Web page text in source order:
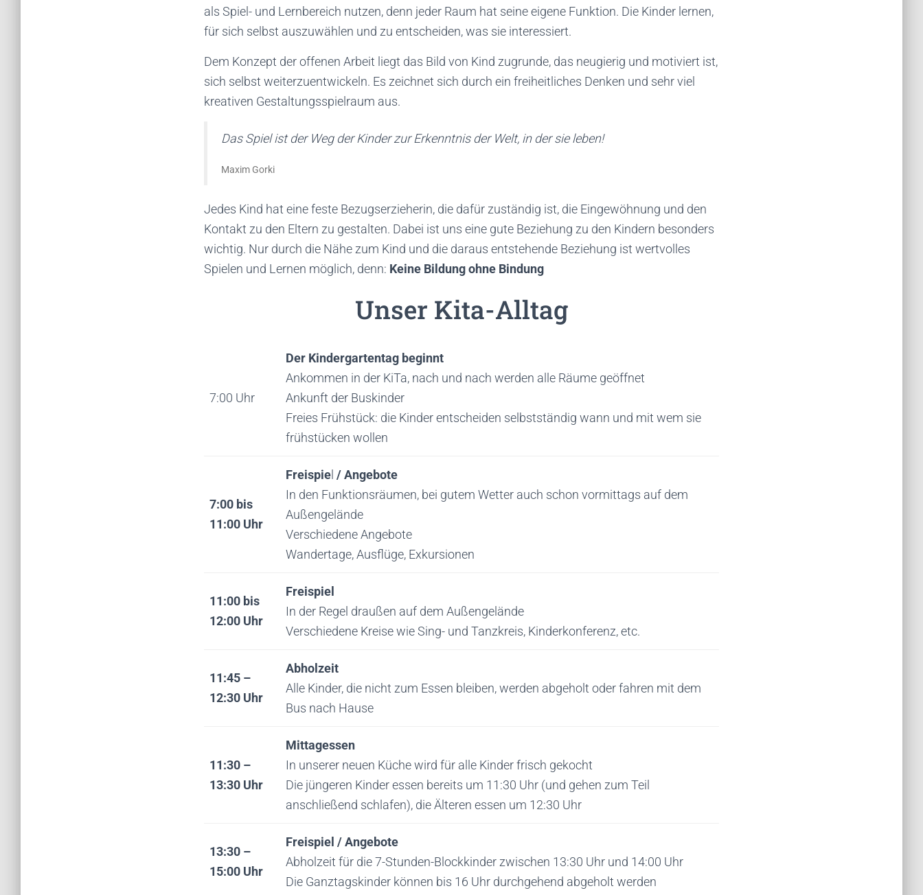
als Spiel- und Lernbereich nutzen, denn jeder Raum hat seine eigene Funktion. Die Kinder lernen,
für sich selbst auszuwählen und zu entscheiden, was sie interessiert.
Dem Konzept der offenen Arbeit liegt das Bild von Kind zugrunde, das neugierig und motiviert ist,
sich selbst weiterzuentwickeln. Es zeichnet sich durch ein freiheitliches Denken und sehr viel
kreativen Gestaltungsspielraum aus.
Das Spiel ist der Weg der Kinder zur Erkenntnis der Welt, in der sie leben!
Maxim Gorki
Jedes Kind hat eine feste Bezugserzieherin, die dafür zuständig ist, die Eingewöhnung und den
Kontakt zu den Eltern zu gestalten. Dabei ist uns eine gute Beziehung zu den Kindern besonders
wichtig. Nur durch die Nähe zum Kind und die daraus entstehende Beziehung ist wertvolles
Spielen und Lernen möglich, denn: Keine Bildung ohne Bindung
Unser Kita-Alltag
7:00 Uhr
Der Kindergartentag beginnt
Ankommen in der KiTa, nach und nach werden alle Räume geöffnet
Ankunft der Buskinder
Freies Frühstück: die Kinder entscheiden selbstständig wann und mit wem sie
frühstücken wollen
7:00 bis
11:00 Uhr
Freispie / Angebote
In den Funktionsräumen, bei gutem Wetter auch schon vormittags auf dem
Außengelände
Verschiedene Angebote
Wandertage, Ausflüge, Exkursionen
11:00 bis
12:00 Uhr
Freispiel
In der Regel draußen auf dem Außengelände
Verschiedene Kreise wie Sing- und Tanzkreis, Kinderkonferenz, etc.
11:45 –
12:30 Uhr
Abholzeit
Alle Kinder, die nicht zum Essen bleiben, werden abgeholt oder fahren mit dem
Bus nach Hause
11:30 –
13:30 Uhr
Mittagessen
In unserer neuen Küche wird für alle Kinder frisch gekocht
Die jüngeren Kinder essen bereits um 11:30 Uhr (und gehen zum Teil
anschließend schlafen), die Älteren essen um 12:30 Uhr
13:30 –
15:00 Uhr
Freispiel / Angebote
Abholzeit für die 7-Stunden-Blockkinder zwischen 13:30 Uhr und 14:00 Uhr
Die Ganztagskinder können bis 16 Uhr durchgehend abgeholt werden